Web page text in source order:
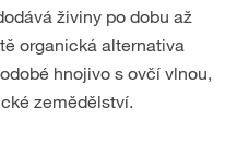
živiny po dobu až
organická alternativa
hnojivo s ovčí vlnou,
zemědělství.